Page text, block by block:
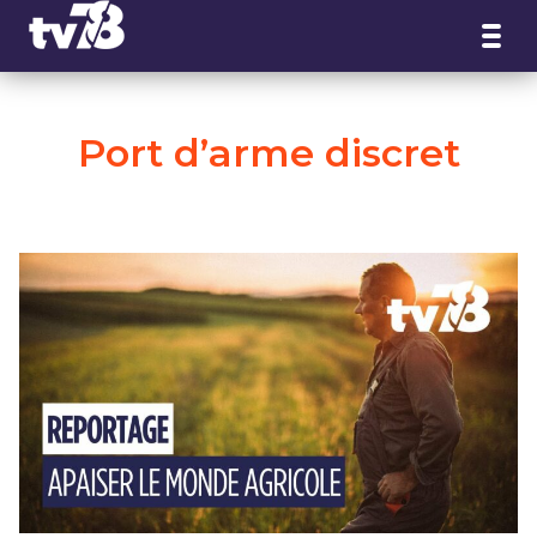
Port d’arme discret
Panneau de gestion des cookies